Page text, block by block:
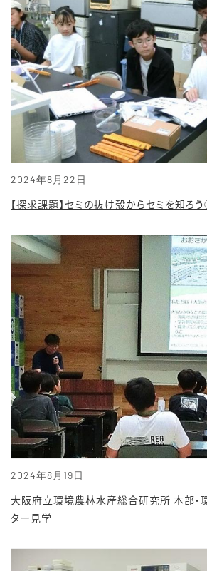
2024年8月22日
【探求課題】セミの抜け殻からセミを知ろ
2024年8月19日
大阪府立環境農林水産総合研究所 本部・
ター見学